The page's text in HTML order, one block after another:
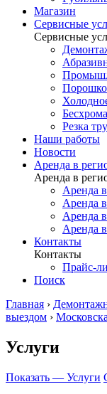
Магазин
Сервисные
Сервисные
Резка
Наши работы
Новости
Аренда в
Аренда в
Аренда
Аренда
Аренда
Аренда
Контакты
Контакты
Прайс-
Поиск
Главная ›
выездом ›
Услуги
Показать — Услуги